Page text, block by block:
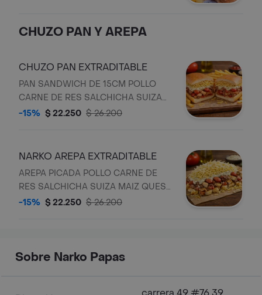
CHUZO PAN Y AREPA
CHUZO PAN EXTRADITABLE
PAN SANDWICH DE 15CM POLLO
CARNE DE RES SALCHICHA SUIZA
MAIZ RIPIO DE PAPA SALSA TARTARA
FRANCESA
-15% $ 22.250 $ 26.200
NARKO AREPA EXTRADITABLE
AREPA PICADA POLLO CARNE DE
RES SALCHICHA SUIZA MAIZ QUESO
SALSA TARTARA ESPECIAL DE LA
-15% $ 22.250 $ 26.200
Sobre Narko Papas